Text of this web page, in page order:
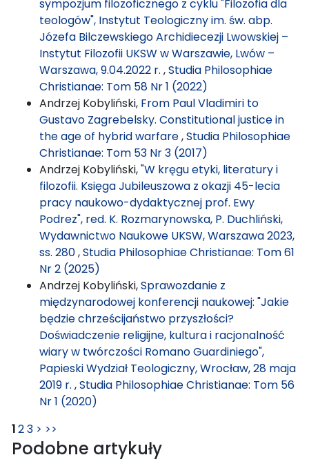
sympozjum filozoficznego z cyklu "Filozofia dla
teologów", Instytut Teologiczny im. św. abp.
Józefa Bilczewskiego Archidiecezji Lwowskiej –
Instytut Filozofii UKSW w Warszawie, Lwów –
Warszawa, 9.04.2022 r. ,Studia Philosophiae
Christianae: Tom 58 Nr 1 (2022)
Andrzej Kobyliński, From Paul Vladimiri to
Gustavo Zagrebelsky. Constitutional justice in
the age of hybrid warfare,Studia Philosophiae
Christianae: Tom 53 Nr 3 (2017)
Andrzej Kobyliński,"W kręgu etyki, literatury i
filozofii. Księga Jubileuszowa z okazji 45-lecia
pracy naukowo-dydaktycznej prof. Ewy
Podrez", red. K. Rozmarynowska, P. Duchliński,
Wydawnictwo Naukowe UKSW, Warszawa 2023,
ss. 280,Studia Philosophiae Christianae: Tom 61
Nr 2 (2025)
Andrzej Kobyliński,Sprawozdanie z
międzynarodowej konferencji naukowej: "Jakie
będzie chrześcijaństwo przyszłości?
Doświadczenie religijne, kultura i racjonalność
wiary w twórczości Romano Guardiniego",
Papieski Wydział Teologiczny, Wrocław, 28 maja
2019 r. ,Studia Philosophiae Christianae: Tom 56
Nr 1 (2020)
123 > >>
Podobne artykuły